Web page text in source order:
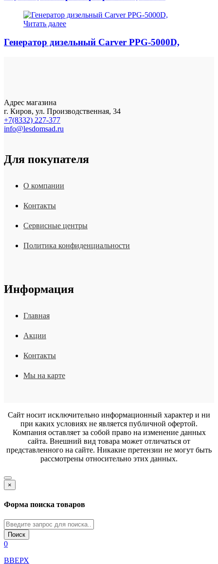
Читать далее
Генератор дизельный Carver PPG-5000D,
Адрес магазина
г. Киров, ул. Производственная, 34
+7(8332) 227-377
info@lesdomsad.ru
Для покупателя
О компании
Контакты
Сервисные центры
Политика конфиденциальности
Информация
Главная
Акции
Контакты
Мы на карте
Сайт носит исключительно информационный характер и ни
при каких условиях не является публичной офертой.
Компания оставляет за собой право на изменение данных
сайта. Внешний вид товара может отличаться от
представленного на сайте. Никакие претензии не могут быть
рассмотрены относительно этих данных.
×
Форма поиска товаров
Поиск
0
ВВЕРХ